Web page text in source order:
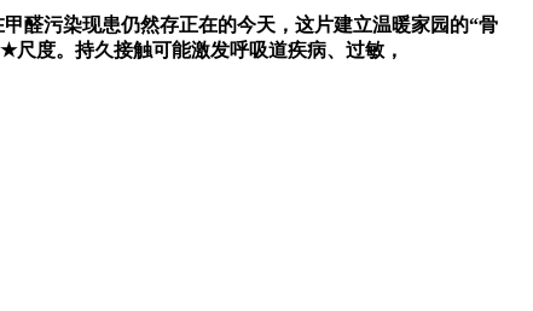
甲醛污染现患仍然存正在的今天，这片建立温暖家园的“骨
度。持久接触可能激发呼吸道疾病、过敏，